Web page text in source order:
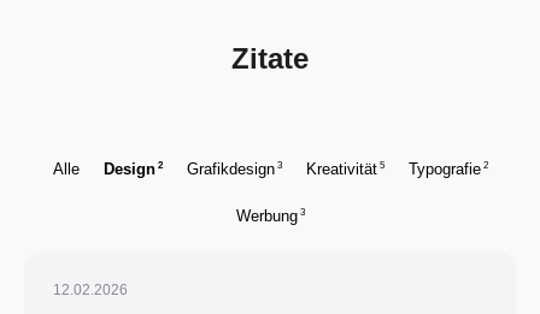
Zitate
Alle Design 2 Grafikdesign3 Kreativität5 Typografie2
Werbung3
12.02.2026